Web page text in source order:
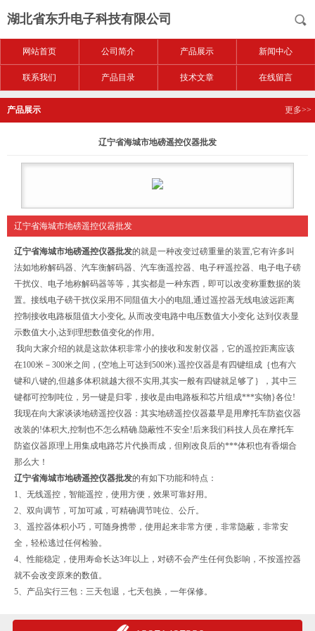
湖北省东升电子科技有限公司
网站首页 公司简介 产品展示 新闻中心
联系我们 产品目录 技术文章 在线留言
产品展示 更多>>
辽宁省海城市地磅遥控仪器批发
辽宁省海城市地磅遥控仪器批发
辽宁省海城市地磅遥控仪器批发的就是一种改变过磅重量的装置,它有许多叫
法如地称解码器、汽车衡解码器、汽车衡遥控器、电子秤遥控器、电子电子磅
干扰仪、电子地称解码器等等，其实都是一种东西，即可以改变称重数据的装
置。接线电子磅干扰仪采用不同阻值大小的电阻,通过遥控器无线电波远距离
控制接收电路板阻值大小变化, 从而改变电路中电压数值大小变化 达到仪表显
示数值大小,达到理想数值变化的作用。
我向大家介绍的就是这款体积非常小的接收和发射仪器，它的遥控距离应该
在100米－300米之间，(空地上可达到500米).遥控仪器是有四键组成｛也有六
键和八键的,但越多体积就越大很不实用,其实一般有四键就足够了｝，其中三
键都可控制吨位，另一键是归零，接收是由电路板和芯片组成***实物}各位!
我现在向大家谈谈地磅遥控仪器：其实地磅遥控仪器蕞早是用摩托车防盗仪器
改装的!体积大,控制也不怎么精确.隐蔽性不安全!后来我们科技人员在摩托车
防盗仪器原理上用集成电路芯片代换而成，但刚改良后的***体积也有香烟合
那么大！
辽宁省海城市地磅遥控仪器批发的有如下功能和特点：
1、无线遥控，智能遥控，使用方便，效果可靠好用。
2、双向调节，可加可减，可精确调节吨位、公斤。
3、遥控器体积小巧，可随身携带，使用起来非常方便，非常隐蔽，非常安
全，轻松逃过任何检验。
4、性能稳定，使用寿命长达3年以上，对磅不会产生任何负影响，不按遥控器
就不会改变原来的数值。
5、产品实行三包：三天包退，七天包换，一年保修。